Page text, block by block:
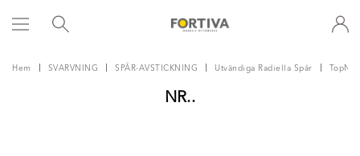
Hem SVARVNING SPÅR-AVSTICKNING Utvändiga Radiella Spår
NR..